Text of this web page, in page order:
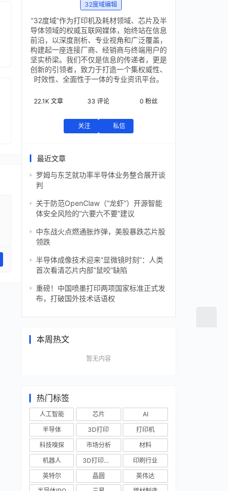
32度域编辑
“32度域”作为打印机及耗材领域、芯片及半
导体领域的权威互联网媒体，始终站在信息
前沿，以深度剖析、专业视角和广泛覆盖，
构建起一座连接厂商、经销商与终端用户的
坚实桥梁。我们不仅是信息的传递者，更是
创新的引领者，致力于打造一个集权威性、
时效性、全面性于一体的专业资讯平台。
22.1K 文章 33 评论 0 粉丝
关注 私信
最近文章
罗姆与东芝就功率半导体业务整合展开谈
判
关于防范OpenClaw（“龙虾”）开源智能
体安全风险的“六要六不要”建议
中东战火点燃通胀炸弹，美股暴跌芯片股
领跌
半导体成像技术迎来“显微镜时刻”：人类
首次看清芯片内部“鼠咬”缺陷
重磅！中国喷墨打印两项国家标准正式发
布，打破国外技术话语权
本周热文
暂无内容
热门标签
人工智能 芯片
AI
半导体
3D打印
打印机
科技嗅探
市场分析
材料
机器人
3D打印技术
印刷行业
英特尔
晶圆
英伟达